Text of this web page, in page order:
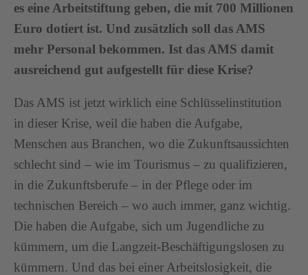
es eine Arbeitstiftung geben, die mit 700 Millionen
Euro dotiert ist. Und zusätzlich soll das AMS
mehr Personal bekommen. Ist das AMS damit
ausreichend gut aufgestellt für diese Krise?
Das AMS ist jetzt wirklich eine Schlüsselinstitution
in dieser Krise, weil die haben die Aufgabe,
Menschen aus Branchen, wo die Zukunftsaussichten
schlecht sind – wie im Tourismus – zu qualifizieren,
in die Zukunftsberufe – in der Pflege oder im
technischen Bereich – wo auch immer, ganz wichtig.
Die haben die Aufgabe, sich um Jugendliche zu
kümmern, um die Langzeit-Beschäftigungslosen zu
kümmern. Und das bei einer Arbeitslosigkeit, die